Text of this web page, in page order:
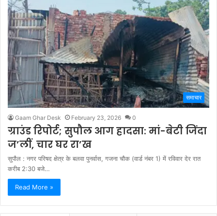
समाचार
Gaam Ghar Desk February 23, 2026 0
ग्राउंड रिपोर्ट; सुपौल आग हादसा: मां-बेटी जिंदा
ज’लीं, चार घर रा’ख
सुपौल : नगर परिषद क्षेत्र के बलवा पुनर्वास, गजना चौक (वार्ड नंबर 1) में रविवार देर रात
करीब 2:30 बजे…
Read More »